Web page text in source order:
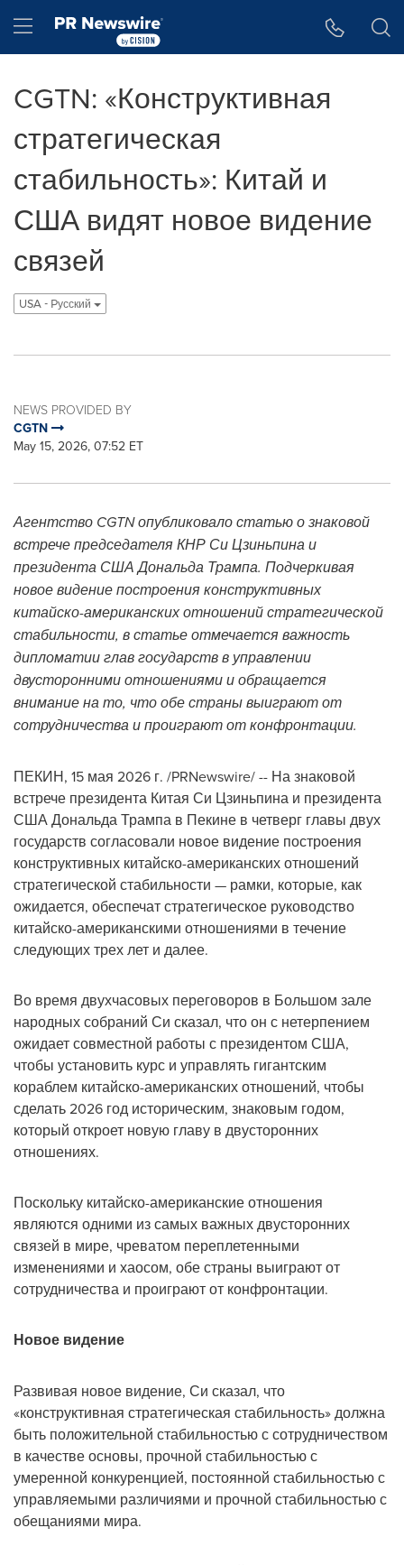
Hamburger menu
CGTN: «Конструктивная
стратегическая
стабильность»: Китай и
США видят новое видение
связей
USA - Pусский
NEWS PROVIDED BY
CGTN
May 15, 2026, 07:52 ET
Агентство CGTN опубликовало статью о знаковой
встрече председателя КНР Си Цзиньпина и
президента США Дональда Трампа. Подчеркивая
новое видение построения конструктивных
китайско-американских отношений стратегической
стабильности, в статье отмечается важность
дипломатии глав государств в управлении
двусторонними отношениями и обращается
внимание на то, что обе страны выиграют от
сотрудничества и проиграют от конфронтации.
ПЕКИН, 15 мая 2026 г. /PRNewswire/ -- На знаковой
встрече президента Китая Си Цзиньпина и президента
США Дональда Трампа в Пекине в четверг главы двух
государств согласовали новое видение построения
конструктивных китайско-американских отношений
стратегической стабильности — рамки, которые, как
ожидается, обеспечат стратегическое руководство
китайско-американскими отношениями в течение
следующих трех лет и далее.
Во время двухчасовых переговоров в Большом зале
народных собраний Си сказал, что он с нетерпением
ожидает совместной работы с президентом США,
чтобы установить курс и управлять гигантским
кораблем китайско-американских отношений, чтобы
сделать 2026 год историческим, знаковым годом,
который откроет новую главу в двусторонних
отношениях.
Поскольку китайско-американские отношения
являются одними из самых важных двусторонних
связей в мире, чреватом переплетенными
изменениями и хаосом, обе страны выиграют от
сотрудничества и проиграют от конфронтации.
Новое видение
Развивая новое видение, Си сказал, что
«конструктивная стратегическая стабильность» должна
быть положительной стабильностью с сотрудничеством
в качестве основы, прочной стабильностью с
умеренной конкуренцией, постоянной стабильностью с
управляемыми различиями и прочной стабильностью с
обещаниями мира.